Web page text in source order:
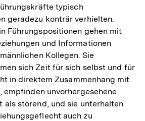
typisch
geradezu konträr verhielten.
Führungspositionen gehen mit
und Informationen
Kollegen. Sie
sich Zeit für sich selbst und für
in direktem Zusammenhang mit
empfinden unvorhergesehene
als störend, und sie unterhalten
auch zu